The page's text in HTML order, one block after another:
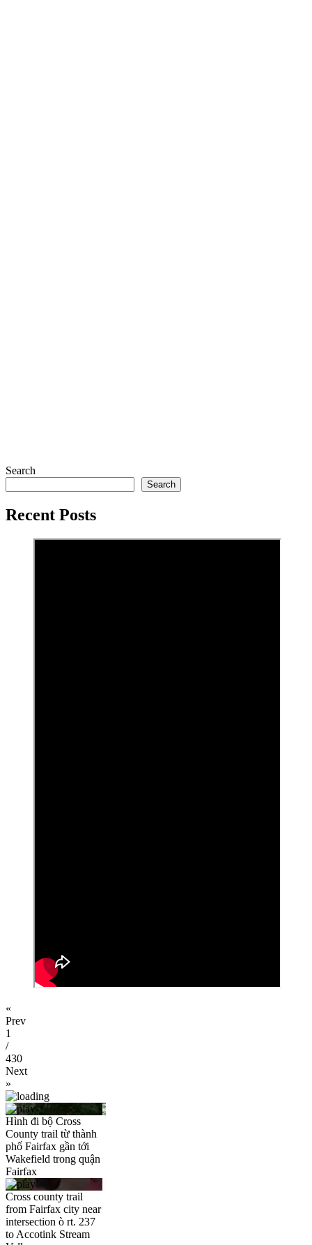
Search
Search
Recent Posts
«
Prev
1
/
430
Next
»
Hình đi bộ Cross
County trail từ thành
phố Fairfax gần tới
Wakefield trong quận
Fairfax
Cross county trail
from Fairfax city near
intersection ò rt. 237
to Accotink Stream